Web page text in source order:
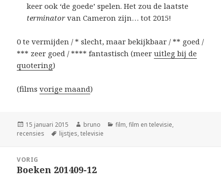
keer ook ‘de goede’ spelen. Het zou de laatste
terminator van Cameron zijn… tot 2015!
0 te vermijden / * slecht, maar bekijkbaar / ** goed /
*** zeer goed / **** fantastisch (meeruitleg bij de
quotering)
(filmsvorige maand)
Geplaatst
op
15 januari 2015 Auteur
bruno Categorieën
film,film en televisie,
recensies
Tags
lijstjes,televisie
navigatie
VORIG
Vorig
Boeken 201409-12